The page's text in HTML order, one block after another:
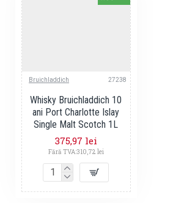
Bruichladdich 27238
Whisky Bruichladdich 10
ani Port Charlotte Islay
Single Malt Scotch 1L
375,97 lei
Fără TVA:310,72 lei